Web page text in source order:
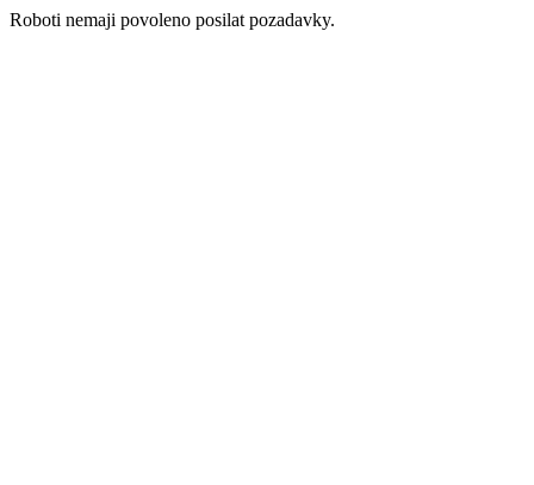
Roboti nemaji povoleno posilat pozadavky.